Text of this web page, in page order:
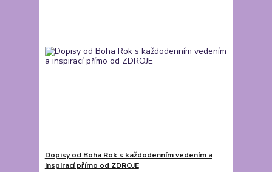
Dopisy od Boha Rok s každodenním vedením a
inspirací přímo od ZDROJE